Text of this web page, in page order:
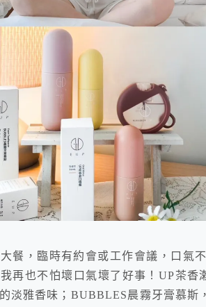
餐，臨時有約會或工作會議，口氣
再也不怕壞口氣壞了好事！UP茶
淡雅香味；BUBBLES晨霧牙膏慕斯